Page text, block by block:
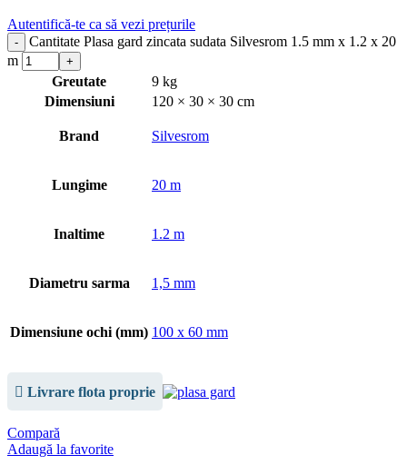
Autentifică-te ca să vezi prețurile
Cantitate Plasa gard zincata sudata Silvesrom 1.5 mm x 1.2 x 20
m
Greutate
9 kg
Dimensiuni
120 × 30 × 30 cm
Brand Silvesrom
Lungime 20 m
Inaltime 1.2 m
Diametru sarma 1,5 mm
Dimensiune ochi (mm) 100 x 60 mm
Livrare flota proprie
Compară
Adaugă la favorite